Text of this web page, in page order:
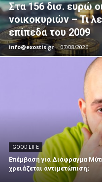
Στα 156 δισ. ευρώ
νοικοκυριών – Τι
επίπεδα του 2009
info@exostis.gr - 07/08/2026
GOOD LIFE
Επέμβαση για Διάφραγμα
χρειάζεται αντιμετώπιση;